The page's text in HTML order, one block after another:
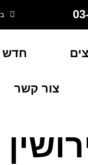
חדש
צור קשר